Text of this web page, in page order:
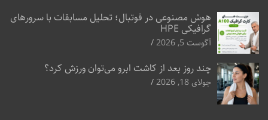
هوش مصنوعی در فوتبال؛ تحلیل مسابقات با سرورهای
گرافیکی HPE
آگوست 5, 2026
چند روز بعد از کاشت ابرو می‌توان ورزش کرد؟
جولای 18, 2026